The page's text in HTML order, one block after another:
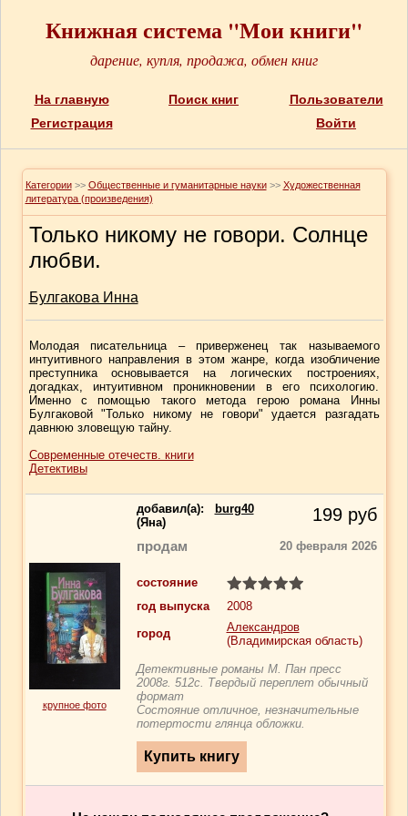
Книжная система "Мои книги"
дарение, купля, продажа, обмен книг
На главную Поиск книг
Пользователи
Регистрация
Войти
Категории >> Общественные и гуманитарные науки >> Художественная
литература (произведения)
Только никому не говори. Солнце
любви.
Булгакова Инна
Молодая писательница – приверженец так называемого
интуитивного направления в этом жанре, когда изобличение
преступника основывается на логических построениях,
догадках, интуитивном проникновении в его психологию.
Именно с помощью такого метода герою романа Инны
Булгаковой "Только никому не говори" удается разгадать
давнюю зловещую тайну.
Современные отечеств. книги
Детективы
крупное фото
добавил(a):
burg40
(Яна)
199 руб
продам 20 февраля 2026
состояние
год выпуска
2008
город
Александров
(Владимирская область)
Детективные романы М. Пан пресс
2008г. 512с. Твердый переплет обычный
формат
Состояние отличное, незначительные
потертости глянца обложки.